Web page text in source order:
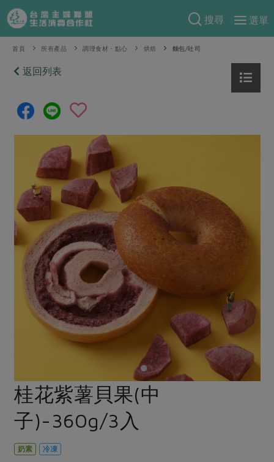
搜尋
選單
產品分類
當季蔬果
芽苗類
辛香料類
奶蛋豆・五穀
蛋 乳製品
豆製品 米麵雜糧
肉品・水產
畜產肉類 水產
水畜加工品
調理食材・點心
烘焙
休閒零嘴 沖泡飲品
保健食品
食譜料理
食材
海鮮
常備菜
蔬食
蛋料理
料理方式
烘焙．點心
漬物
涼拌沙拉
飲品
特別企畫
預購活動
把最好的台灣味帶回家！
防災用品預購圓滿結束
2026年端午節預購圓滿結束
更多預購活動
當季產品
合作25-經典快閃最後一週
合作25-精選產品第四彈
合作25-精選產品第三彈
議題活動
主婦聯盟X樂齡網特約優惠案
30%rPET紅烏龍茶
綠主張
觀點文章
主婦食堂 一籃菜真心話
社內大小事 合作聯合國
產品故事 生活提案
樂齡生活 親子食育
廚房瑜伽
關注議題
惜食
支持本土農糧
廢核運動 能源議題
減添加物 減塑減廢
公益金 食農教育
更多議題
關於合作社
認識合作社
關於我們
合作社組織
員工與求才
產品檢驗
社員權益
合作社法規
重要公告
首頁 所有產品 調理食材・點心 烘焙 麵包/吐司
返回列表
桂花紫薯貝果(中
子)-360g/3入
奶素 冷凍